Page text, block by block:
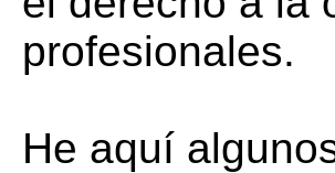
profesionales.
He aquí